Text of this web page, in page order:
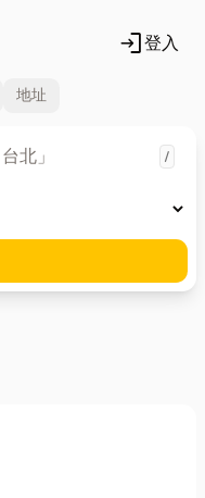
login登入
地址
/